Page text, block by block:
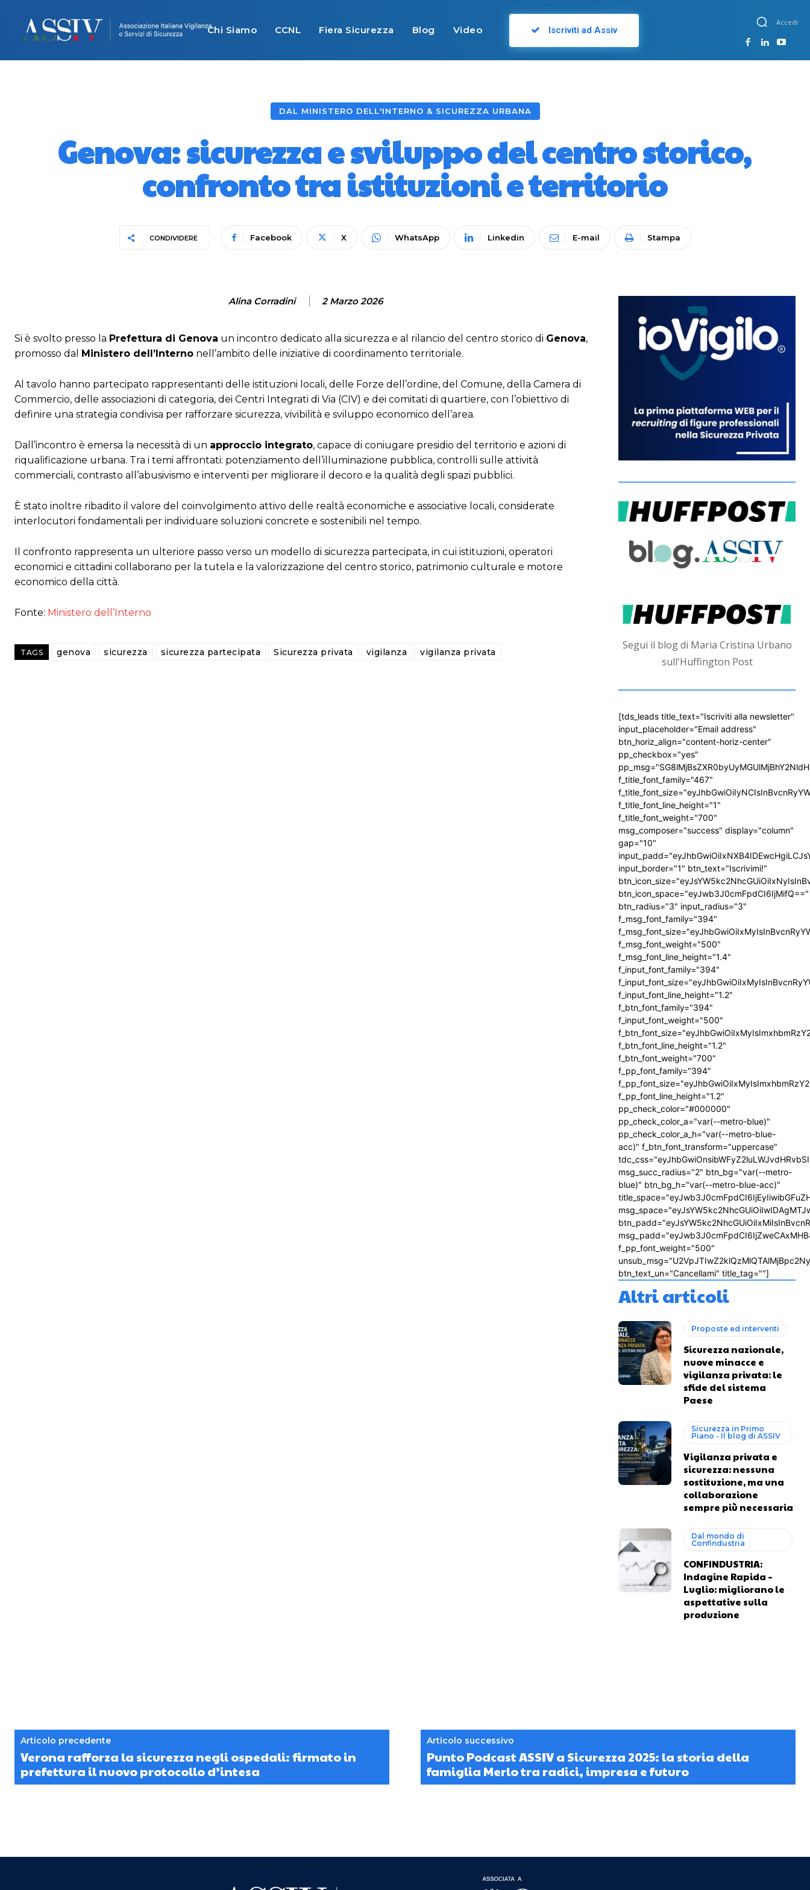
Chi Siamo CCNL Fiera Sicurezza Blog Video Iscriviti ad Assiv
Accedi
DAL MINISTERO DELL'INTERNO & SICUREZZA URBANA
Genova: sicurezza e sviluppo del centro storico,
confronto tra istituzioni e territorio
CONDIVIDERE Facebook X WhatsApp Linkedin E-mail Stampa
Alina Corradini 2 Marzo 2026
Si è svolto presso la Prefettura di Genova un incontro dedicato alla sicurezza e al rilancio del centro storico di Genova,
promosso dal Ministero dell’Interno nell’ambito delle iniziative di coordinamento territoriale.
Al tavolo hanno partecipato rappresentanti delle istituzioni locali, delle Forze dell’ordine, del Comune, della Camera di
Commercio, delle associazioni di categoria, dei Centri Integrati di Via (CIV) e dei comitati di quartiere, con l’obiettivo di
definire una strategia condivisa per rafforzare sicurezza, vivibilità e sviluppo economico dell’area.
Dall’incontro è emersa la necessità di un approccio integrato, capace di coniugare presidio del territorio e azioni di
riqualificazione urbana. Tra i temi affrontati: potenziamento dell’illuminazione pubblica, controlli sulle attività
commerciali, contrasto all’abusivismo e interventi per migliorare il decoro e la qualità degli spazi pubblici.
È stato inoltre ribadito il valore del coinvolgimento attivo delle realtà economiche e associative locali, considerate
interlocutori fondamentali per individuare soluzioni concrete e sostenibili nel tempo.
Il confronto rappresenta un ulteriore passo verso un modello di sicurezza partecipata, in cui istituzioni, operatori
economici e cittadini collaborano per la tutela e la valorizzazione del centro storico, patrimonio culturale e motore
economico della città.
Fonte: Ministero dell’Interno
TAGS genova sicurezza sicurezza partecipata Sicurezza privata vigilanza vigilanza privata
Segui il blog di Maria Cristina Urbano
sull'Huffington Post
[tds_leads title_text="Iscriviti alla newsletter"
input_placeholder="Email address"
btn_horiz_align="content-horiz-center"
pp_checkbox="yes"
f_title_font_family="467"
f_title_font_line_height="1"
f_title_font_weight="700"
msg_composer="success" display="column"
gap="10"
input_border="1" btn_text="Iscrivimi!"
btn_icon_space="eyJwb3J0cmFpdCI6IjMifQ=="
btn_radius="3" input_radius="3"
f_msg_font_family="394"
f_msg_font_weight="500"
f_msg_font_line_height="1.4"
f_input_font_family="394"
f_input_font_line_height="1.2"
f_btn_font_family="394"
f_input_font_weight="500"
f_btn_font_line_height="1.2"
f_btn_font_weight="700"
f_pp_font_family="394"
f_pp_font_line_height="1.2"
pp_check_color="#000000"
pp_check_color_a="var(--metro-blue)"
pp_check_color_a_h="var(--metro-blue-
acc)" f_btn_font_transform="uppercase"
msg_succ_radius="2" btn_bg="var(--metro-
blue)" btn_bg_h="var(--metro-blue-acc)"
f_pp_font_weight="500"
btn_text_un="Cancellami" title_tag=""]
Altri articoli
Proposte ed interventi
Sicurezza nazionale,
nuove minacce e
vigilanza privata: le
sfide del sistema
Paese
Sicurezza in Primo
Piano - Il blog di ASSIV
Vigilanza privata e
sicurezza: nessuna
sostituzione, ma una
collaborazione
sempre più necessaria
Dal mondo di
Confindustria
CONFINDUSTRIA:
Indagine Rapida –
Luglio: migliorano le
aspettative sulla
produzione
Articolo precedente
Verona rafforza la sicurezza negli ospedali: firmato in
prefettura il nuovo protocollo d’intesa
Articolo successivo
Punto Podcast ASSIV a Sicurezza 2025: la storia della
famiglia Merlo tra radici, impresa e futuro